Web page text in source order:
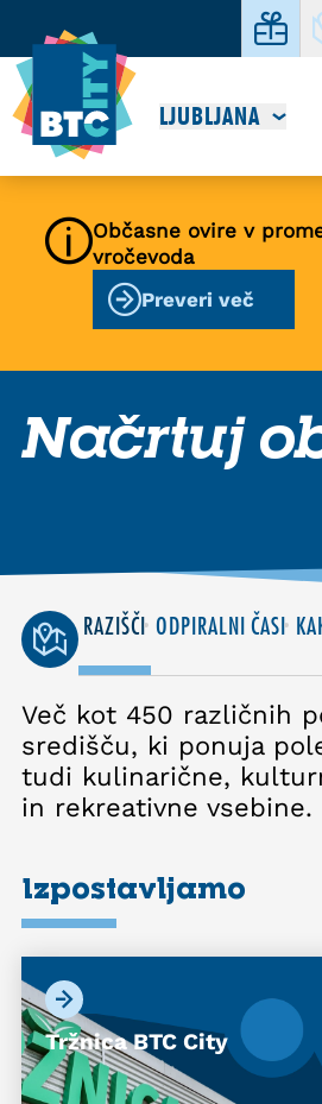
LJUBLJANA
Občasne ovire v
vročevoda
Preveri več
Načrtuj
RAZIŠČI ODPIRALNI ČASI
Več kot 450 različnih
središču, ki ponuja
tudi kulinarične,
in rekreativne vsebine.
Izpostavljamo
Tržnica BTC City